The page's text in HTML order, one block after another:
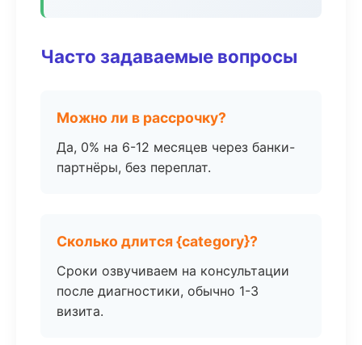
Часто задаваемые вопросы
Можно ли в рассрочку?
Да, 0% на 6-12 месяцев через банки-
партнёры, без переплат.
Сколько длится {category}?
Сроки озвучиваем на консультации
после диагностики, обычно 1-3
визита.